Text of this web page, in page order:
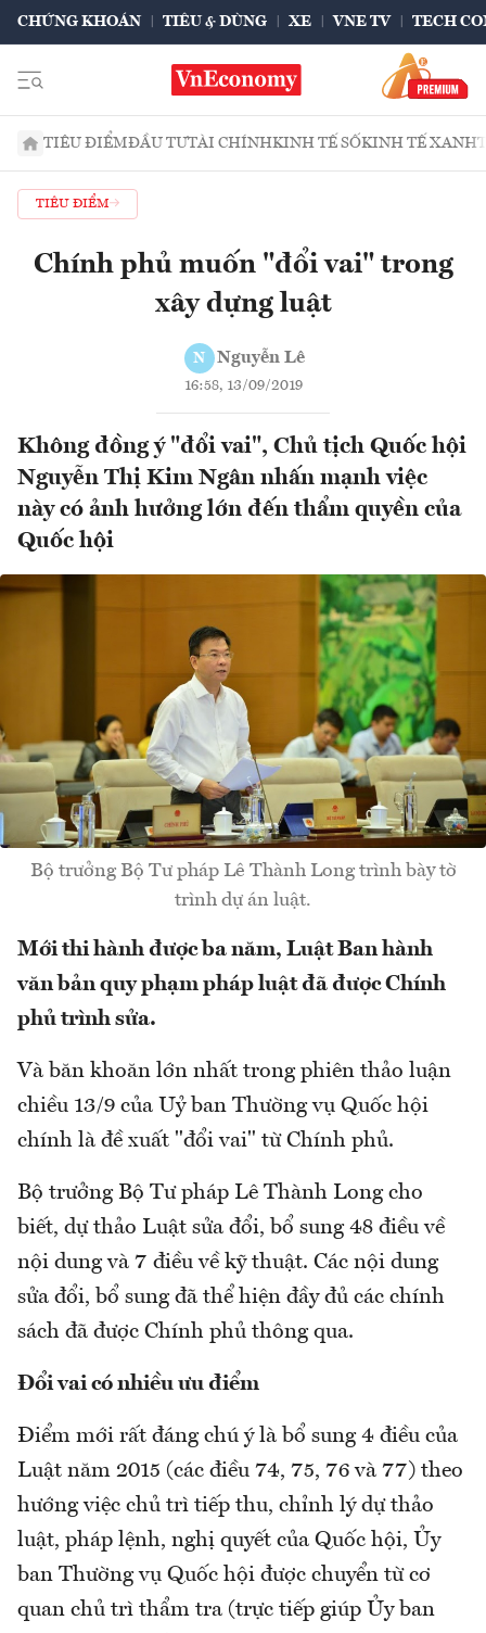
CHỨNG KHOÁN TIÊU & DÙNG XE VNE TV TECH
TIÊU ĐIỂMĐẦU TƯTÀI CHÍNHKINH TẾ SỐKINH TẾ XANH
TIÊU ĐIỂM
Chính phủ muốn "đổi vai" trong
xây dựng luật
N Nguyễn Lê
16:58, 13/09/2019
Không đồng ý "đổi vai", Chủ tịch Quốc hội
Nguyễn Thị Kim Ngân nhấn mạnh việc
này có ảnh hưởng lớn đến thẩm quyền của
Quốc hội
Bộ trưởng Bộ Tư pháp Lê Thành Long trình bày tờ
trình dự án luật.
Mới thi hành được ba năm, Luật Ban hành
văn bản quy phạm pháp luật đã được Chính
phủ trình sửa.
Và băn khoăn lớn nhất trong phiên thảo luận
chiều 13/9 của Uỷ ban Thường vụ Quốc hội
chính là đề xuất "đổi vai" từ Chính phủ.
Bộ trưởng Bộ Tư pháp Lê Thành Long cho
biết, dự thảo Luật sửa đổi, bổ sung 48 điều về
nội dung và 7 điều về kỹ thuật. Các nội dung
sửa đổi, bổ sung đã thể hiện đầy đủ các chính
sách đã được Chính phủ thông qua.
Đổi vai có nhiều ưu điểm
Điểm mới rất đáng chú ý là bổ sung 4 điều của
Luật năm 2015 (các điều 74, 75, 76 và 77) theo
hướng việc chủ trì tiếp thu, chỉnh lý dự thảo
luật, pháp lệnh, nghị quyết của Quốc hội, Ủy
ban Thường vụ Quốc hội được chuyển từ cơ
quan chủ trì thẩm tra (trực tiếp giúp Ủy ban